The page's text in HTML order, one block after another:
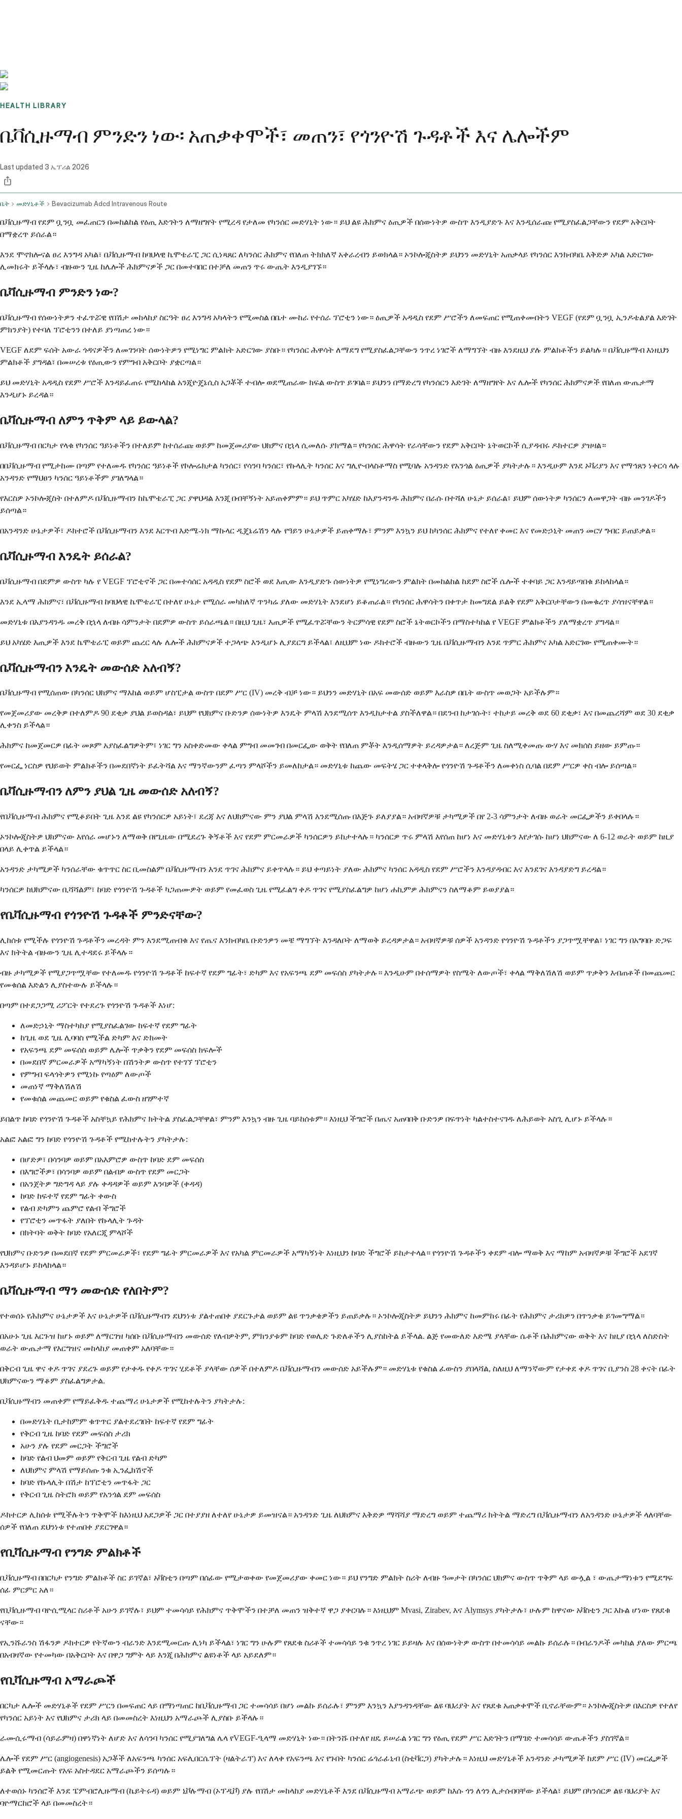
HEALTH LIBRARY
ቤቫሲዙማብ ምንድን ነው፡ አጠቃቀሞች፣ መጠን፣ የጎንዮሽ ጉዳቶች እና ሌሎችም
Last updated 3 ኤፕሪል 2026
ቤት መድሃኒቶች Bevacizumab Adcd Intravenous Route
ቤቫሲዙማብ የደም ቧንቧ መፈጠርን በመከልከል የዕጢ እድገትን ለማዘግየት የሚረዳ የታለመ የካንሰር መድሃኒት ነው። ይህ ልዩ ሕክምና ዕጢዎች በሰውነትዎ ውስጥ እንዲያድጉ እና እንዲሰራጩ የሚያስፈልጋቸውን የደም አቅርቦት
በማቋረጥ ይሰራል።
እንደ ሞኖክሎናል ፀረ እንግዳ አካል፣ ቤቫሲዙማብ ከባህላዊ ኬሞቴራፒ ጋር ሲነጻጸር ለካንሰር ሕክምና የበለጠ ትክክለኛ አቀራረብን ይወክላል። ኦንኮሎጂስትዎ ይህንን መድሃኒት አጠቃላይ የካንሰር እንክብካቤ እቅድዎ አካል አድርገው
ሊመክሩት ይችላሉ፣ ብዙውን ጊዜ ከሌሎች ሕክምናዎች ጋር በመተባበር በተቻለ መጠን ጥሩ ውጤት እንዲያገኙ።
ቤቫሲዙማብ ምንድን ነው?
ቤቫሲዙማብ የሰውነትዎን ተፈጥሯዊ የበሽታ መከላከያ ስርዓት ፀረ እንግዳ አካላትን የሚመስል በቤተ ሙከራ የተሰራ ፕሮቲን ነው። ዕጢዎች አዳዲስ የደም ሥሮችን ለመፍጠር የሚጠቀሙበትን VEGF (የደም ቧንቧ ኢንዶቴልያል እድገት
ምክንያት) የተባለ ፕሮቲንን በተለይ ያነጣጠረ ነው።
VEGF ለደም ፍሰት አውራ ጎዳናዎችን ለመገንባት ሰውነትዎን የሚነግር ምልክት አድርገው ያስቡ። የካንሰር ሕዋሳት ለማደግ የሚያስፈልጋቸውን ንጥረ ነገሮች ለማግኘት ብዙ እንደዚህ ያሉ ምልክቶችን ይልካሉ። ቤቫሲዙማብ እነዚህን
ምልክቶች ያግዳል፣ በመሠረቱ የዕጢውን የምግብ አቅርቦት ያቋርጣል።
ይህ መድሃኒት አዳዲስ የደም ሥሮች እንዳይፈጠሩ የሚከላከል አንጂዮጄኔሲስ አጋቾች ተብሎ ወደሚጠራው ክፍል ውስጥ ይገባል። ይህንን በማድረግ የካንሰርን እድገት ለማዘግየት እና ሌሎች የካንሰር ሕክምናዎች የበለጠ ውጤታማ
እንዲሆኑ ይረዳል።
ቤቫሲዙማብ ለምን ጥቅም ላይ ይውላል?
ቤቫሲዙማብ በርካታ የላቁ የካንሰር ዓይነቶችን በተለይም ከተሰራጩ ወይም ከመጀመሪያው ህክምና በኋላ ሲመለሱ ያክማል። የካንሰር ሕዋሳት የራሳቸውን የደም አቅርቦት ኔትወርኮች ሲያዳብሩ ዶክተርዎ ያዝዛል።
በቤቫሲዙማብ የሚታከሙ በጣም የተለመዱ የካንሰር ዓይነቶች የኮሎሬክታል ካንሰር፣ የሳንባ ካንሰር፣ የኩላሊት ካንሰር እና ግሊዮብላስቶማስ የሚባሉ አንዳንድ የአንጎል ዕጢዎች ያካትታሉ። እንዲሁም እንደ ኦቫሪያን እና የማኅጸን ነቀርሳ ላሉ
አንዳንድ የማህፀን ካንሰር ዓይነቶችም ያገለግላል።
የእርስዎ ኦንኮሎጂስት በተለምዶ ቤቫሲዙማብን ከኬሞቴራፒ ጋር ያዋህዳል እንጂ በብቸኝነት አይጠቀምም። ይህ ጥምር አካሄድ ከእያንዳንዱ ሕክምና በራሱ በተሻለ ሁኔታ ይሰራል፣ ይህም ሰውነትዎ ካንሰርን ለመዋጋት ብዙ መንገዶችን
ይሰጣል።
በአንዳንድ ሁኔታዎች፣ ዶክተሮች ቤቫሲዙማብን እንደ እርጥብ እድሜ-ነክ ማኩላር ዲጄኔሬሽን ላሉ የዓይን ሁኔታዎች ይጠቀማሉ፣ ምንም እንኳን ይህ ከካንሰር ሕክምና የተለየ ቀመር እና የመድኃኒት መጠን መርሃ ግብር ይጠይቃል።
ቤቫሲዙማብ እንዴት ይሰራል?
ቤቫሲዙማብ በደምዎ ውስጥ ካሉ የ VEGF ፕሮቲኖች ጋር በመተሳሰር አዳዲስ የደም ስሮች ወደ እጢው እንዲያድጉ ሰውነትዎ የሚነግረውን ምልክት በመከልከል ከደም ስሮች ሴሎች ተቀባይ ጋር እንዳይጣበቁ ይከላከላል።
እንደ ኢላማ ሕክምና፣ ቤቫሲዙማብ ከባህላዊ ኬሞቴራፒ በተለየ ሁኔታ የሚሰራ መካከለኛ ጥንካሬ ያለው መድሃኒት እንደሆነ ይቆጠራል። የካንሰር ሕዋሳትን በቀጥታ ከመግደል ይልቅ የደም አቅርቦታቸውን በመቁረጥ ያሳዝናቸዋል።
መድሃኒቱ በእያንዳንዱ መረቅ በኋላ ለብዙ ሳምንታት በደምዎ ውስጥ ይሰራጫል። በዚህ ጊዜ፣ እጢዎች የሚፈጥሯቸውን ትርምሳዊ የደም ስሮች ኔትወርኮችን በማስተካከል የ VEGF ምልክቶችን ያለማቋረጥ ያግዳል።
ይህ አካሄድ እጢዎች እንደ ኬሞቴራፒ ወይም ጨረር ላሉ ሌሎች ሕክምናዎች ተጋላጭ እንዲሆኑ ሊያደርግ ይችላል፣ ለዚህም ነው ዶክተሮች ብዙውን ጊዜ ቤቫሲዙማብን እንደ ጥምር ሕክምና አካል አድርገው የሚጠቀሙት።
ቤቫሲዙማብን እንዴት መውሰድ አለብኝ?
ቤቫሲዙማብ የሚሰጠው በካንሰር ህክምና ማእከል ወይም ሆስፒታል ውስጥ በደም ሥር (IV) መረቅ ብቻ ነው። ይህንን መድሃኒት በአፍ መውሰድ ወይም እራስዎ በቤት ውስጥ መወጋት አይችሉም።
የመጀመሪያው መረቅዎ በተለምዶ 90 ደቂቃ ያህል ይወስዳል፣ ይህም የህክምና ቡድንዎ ሰውነትዎ እንዴት ምላሽ እንደሚሰጥ እንዲከታተል ያስችለዋል። በደንብ ከታገሱት፣ ተከታይ መረቅ ወደ 60 ደቂቃ፣ እና በመጨረሻም ወደ 30 ደቂቃ
ሊቀንስ ይችላል።
ሕክምና ከመጀመርዎ በፊት መጾም አያስፈልግዎትም፣ ነገር ግን አስቀድመው ቀላል ምግብ መመገብ በመርፌው ወቅት የበለጠ ምቾት እንዲሰማዎት ይረዳዎታል። ለረጅም ጊዜ ስለሚቀመጡ ውሃ እና መክሰስ ይዘው ይምጡ።
የመርፌ ነርስዎ የህይወት ምልክቶችን በመደበኛነት ይፈትሻል እና ማንኛውንም ፈጣን ምላሾችን ይመለከታል። መድሃኒቱ ከጨው መፍትሄ ጋር ተቀላቅሎ የጎንዮሽ ጉዳቶችን ለመቀነስ ሲባል በደም ሥርዎ ቀስ ብሎ ይሰጣል።
ቤቫሲዙማብን ለምን ያህል ጊዜ መውሰድ አለብኝ?
የቤቫሲዙማብ ሕክምና የሚቆይበት ጊዜ እንደ ልዩ የካንሰርዎ አይነት፣ ደረጃ እና ለህክምናው ምን ያህል ምላሽ እንደሚሰጡ በእጅጉ ይለያያል። አብዛኛዎቹ ታካሚዎች በየ 2-3 ሳምንታት ለብዙ ወራት መርፌዎችን ይቀበላሉ።
ኦንኮሎጂስትዎ ህክምናው እየሰራ መሆኑን ለማወቅ በየጊዜው በሚደረጉ ቅኝቶች እና የደም ምርመራዎች ካንሰርዎን ይከታተላሉ። ካንሰርዎ ጥሩ ምላሽ እየሰጠ ከሆነ እና መድሃኒቱን እየታገሱ ከሆነ ህክምናው ለ 6-12 ወራት ወይም ከዚያ
በላይ ሊቀጥል ይችላል።
አንዳንድ ታካሚዎች ካንሰራቸው ቁጥጥር ስር ቢመስልም ቤቫሲዙማብን እንደ ጥገና ሕክምና ይቀጥላሉ። ይህ ቀጣይነት ያለው ሕክምና ካንሰር አዳዲስ የደም ሥሮችን እንዳያዳብር እና እንደገና እንዳያድግ ይረዳል።
ካንሰርዎ ከህክምናው ቢሻሻልም፣ ከባድ የጎንዮሽ ጉዳቶች ካጋጠሙዎት ወይም የመፈወስ ጊዜ የሚፈልግ ቀዶ ጥገና የሚያስፈልግዎ ከሆነ ሐኪምዎ ሕክምናን ስለማቆም ይወያያል።
የቤቫሲዙማብ የጎንዮሽ ጉዳቶች ምንድናቸው?
ሊከሰቱ የሚችሉ የጎንዮሽ ጉዳቶችን መረዳት ምን እንደሚጠብቁ እና የጤና እንክብካቤ ቡድንዎን መቼ ማግኘት እንዳለቦት ለማወቅ ይረዳዎታል። አብዛኛዎቹ ሰዎች አንዳንድ የጎንዮሽ ጉዳቶችን ያጋጥሟቸዋል፣ ነገር ግን በአግባቡ ድጋፍ
እና ክትትል ብዙውን ጊዜ ሊተዳደሩ ይችላሉ።
ብዙ ታካሚዎች የሚያጋጥሟቸው የተለመዱ የጎንዮሽ ጉዳቶች ከፍተኛ የደም ግፊት፣ ድካም እና የአፍንጫ ደም መፍሰስ ያካትታሉ። እንዲሁም በተሰማዎት የስሜት ለውጦች፣ ቀላል ማቅለሽለሽ ወይም ጥቃቅን እብጠቶች በመጨመር
የመቁሰል እድልን ሊያስተውሉ ይችላሉ።
በጣም በተደጋጋሚ ሪፖርት የተደረጉ የጎንዮሽ ጉዳቶች እነሆ:
ለመድኃኒት ማስተካከያ የሚያስፈልገው ከፍተኛ የደም ግፊት
ከጊዜ ወደ ጊዜ ሊባባስ የሚችል ድካም እና ድክመት
የአፍንጫ ደም መፍሰስ ወይም ሌሎች ጥቃቅን የደም መፍሰስ ክፍሎች
በመደበኛ ምርመራዎች አማካኝነት በሽንትዎ ውስጥ የተገኘ ፕሮቲን
የምግብ ፍላጎትዎን የሚነኩ የጣዕም ለውጦች
መጠነኛ ማቅለሽለሽ
የመቁሰል መጨመር ወይም የቁስል ፈውስ ዘገምተኛ
ይበልጥ ከባድ የጎንዮሽ ጉዳቶች አስቸኳይ የሕክምና ክትትል ያስፈልጋቸዋል፣ ምንም እንኳን ብዙ ጊዜ ባይከሰቱም። እነዚህ ችግሮች በጤና አጠባበቅ ቡድንዎ በፍጥነት ካልተስተናገዱ ለሕይወት አስጊ ሊሆኑ ይችላሉ።
አልፎ አልፎ ግን ከባድ የጎንዮሽ ጉዳቶች የሚከተሉትን ያካትታሉ:
በሆድዎ፣ በሳንባዎ ወይም በአእምሮዎ ውስጥ ከባድ ደም መፍሰስ
በእግሮችዎ፣ በሳንባዎ ወይም በልብዎ ውስጥ የደም መርጋት
በአንጀትዎ ግድግዳ ላይ ያሉ ቀዳዳዎች ወይም እንባዎች (ቀዳዳ)
ከባድ ከፍተኛ የደም ግፊት ቀውስ
የልብ ድካምን ጨምሮ የልብ ችግሮች
የፕሮቲን መጥፋት ያለበት የኩላሊት ጉዳት
በክትባት ወቅት ከባድ የአለርጂ ምላሾች
የህክምና ቡድንዎ በመደበኛ የደም ምርመራዎች፣ የደም ግፊት ምርመራዎች እና የአካል ምርመራዎች አማካኝነት እነዚህን ከባድ ችግሮች ይከታተላል። የጎንዮሽ ጉዳቶችን ቀደም ብሎ ማወቅ እና ማከም አብዛኛዎቹ ችግሮች አደገኛ
እንዳይሆኑ ይከላከላል።
ቤቫሲዙማብ ማን መውሰድ የለበትም?
የተወሰኑ የሕክምና ሁኔታዎች እና ሁኔታዎች ቤቫሲዙማብን ደህንነቱ ያልተጠበቀ ያደርጉታል ወይም ልዩ ጥንቃቄዎችን ይጠይቃሉ። ኦንኮሎጂስትዎ ይህንን ሕክምና ከመምከሩ በፊት የሕክምና ታሪክዎን በጥንቃቄ ይገመግማል።
በአሁኑ ጊዜ እርጉዝ ከሆኑ ወይም ለማርገዝ ካሰቡ ቤቫሲዙማብን መውሰድ የለብዎትም, ምክንያቱም ከባድ የወሊድ ጉድለቶችን ሊያስከትል ይችላል. ልጅ የመውለድ እድሜ ያላቸው ሴቶች በሕክምናው ወቅት እና ከዚያ በኋላ ለስድስት
ወራት ውጤታማ የእርግዝና መከላከያ መጠቀም አለባቸው።
በቅርብ ጊዜ ዋና ቀዶ ጥገና ያደረጉ ወይም የታቀዱ የቀዶ ጥገና ሂደቶች ያላቸው ሰዎች በተለምዶ ቤቫሲዙማብን መውሰድ አይችሉም። መድሃኒቱ የቁስል ፈውስን ያበላሻል, ስለዚህ ለማንኛውም የታቀደ ቀዶ ጥገና ቢያንስ 28 ቀናት በፊት
ህክምናውን ማቆም ያስፈልግዎታል.
ቢቫሲዙማብን መጠቀም የማይፈቅዱ ተጨማሪ ሁኔታዎች የሚከተሉትን ያካትታሉ:
በመድሃኒት ቢታከምም ቁጥጥር ያልተደረገበት ከፍተኛ የደም ግፊት
የቅርብ ጊዜ ከባድ የደም መፍሰስ ታሪክ
አሁን ያሉ የደም መርጋት ችግሮች
ከባድ የልብ ህመም ወይም የቅርብ ጊዜ የልብ ድካም
ለህክምና ምላሽ የማይሰጡ ንቁ ኢንፌክሽኖች
ከባድ የኩላሊት በሽታ ከፕሮቲን መጥፋት ጋር
የቅርብ ጊዜ ስትሮክ ወይም የአንጎል ደም መፍሰስ
ዶክተርዎ ሊከሰቱ የሚችሉትን ጥቅሞች ከእነዚህ አደጋዎች ጋር በተያያዘ ለተለየ ሁኔታዎ ይመዝናል። አንዳንድ ጊዜ ለህክምና እቅድዎ ማሻሻያ ማድረግ ወይም ተጨማሪ ክትትል ማድረግ ቢቫሲዙማብን ለአንዳንድ ሁኔታዎች ላለባቸው
ሰዎች የበለጠ ደህንነቱ የተጠበቀ ያደርገዋል።
የቢቫሲዙማብ የንግድ ምልክቶች
ቢቫሲዙማብ በበርካታ የንግድ ምልክቶች ስር ይገኛል፣ አቫስቲን በጣም በሰፊው የሚታወቀው የመጀመሪያው ቀመር ነው። ይህ የንግድ ምልክት ስሪት ለብዙ ዓመታት በካንሰር ህክምና ውስጥ ጥቅም ላይ ውሏል ፣ ውጤታማነቱን የሚደግፍ
ሰፊ ምርምር አለ።
የቢቫሲዙማብ ባዮሲሚላር ስሪቶች አሁን ይገኛሉ፣ ይህም ተመሳሳይ የሕክምና ጥቅሞችን በተቻለ መጠን ዝቅተኛ ዋጋ ያቀርባሉ። እነዚህም Mvasi, Zirabev, እና Alymsys ያካትታሉ፣ ሁሉም ከዋናው አቫስቲን ጋር እኩል ሆነው የጸደቁ
ናቸው።
የኢንሹራንስ ሽፋንዎ ዶክተርዎ የትኛውን ብራንድ እንደሚመርጡ ሊነካ ይችላል፣ ነገር ግን ሁሉም የጸደቁ ስሪቶች ተመሳሳይ ንቁ ንጥረ ነገር ይይዛሉ እና በሰውነትዎ ውስጥ በተመሳሳይ መልኩ ይሰራሉ። በብራንዶች መካከል ያለው ምርጫ
በአብዛኛው የተመካው በአቅርቦት እና በዋጋ ግምት ላይ እንጂ በሕክምና ልዩነቶች ላይ አይደለም።
የቢቫሲዙማብ አማራጮች
በርካታ ሌሎች መድሃኒቶች የደም ሥርን በመፍጠር ላይ በማነጣጠር ከቢቫሲዙማብ ጋር ተመሳሳይ በሆነ መልኩ ይሰራሉ፣ ምንም እንኳን እያንዳንዳቸው ልዩ ባህሪያት እና የጸደቁ አጠቃቀሞች ቢኖራቸውም። ኦንኮሎጂስትዎ በእርስዎ የተለየ
የካንሰር አይነት እና የህክምና ታሪክ ላይ በመመስረት እነዚህን አማራጮች ሊያስቡ ይችላሉ።
ራሙሲሩማብ (ሳይራምዛ) በዋነኛነት ለሆድ እና ለሳንባ ካንሰር የሚያገለግል ሌላ የVEGF-ዒላማ መድሃኒት ነው። በትንሹ በተለየ ዘዴ ይሠራል ነገር ግን የዕጢ የደም ሥር እድገትን በማገድ ተመሳሳይ ውጤቶችን ያስገኛል።
ሌሎች የደም ሥር (angiogenesis) አጋቾች ለአፍንጫ ካንሰር አፍሊበርሴፕት (ዛልትራፕ) እና ለላቀ የአፍንጫ እና የጉበት ካንሰር ሬጎራፊኒብ (ስቲቫርጋ) ያካትታሉ። እነዚህ መድሃኒቶች አንዳንድ ታካሚዎች ከደም ሥር (IV) መርፌዎች
ይልቅ የሚመርጡት የአፍ አስተዳደር አማራጮችን ይሰጣሉ።
ለተወሰኑ ካንሰሮች እንደ ፔምብሮሊዙማብ (ኬይትሩዳ) ወይም ኒቮሉማብ (ኦፕዲቮ) ያሉ የበሽታ መከላከያ መድሃኒቶች እንደ ቤቫሲዙማብ አማራጭ ወይም ከእሱ ጎን ለጎን ሊታሰብባቸው ይችላል፣ ይህም በካንሰርዎ ልዩ ባህሪያት እና
ባዮማርከሮች ላይ በመመስረት።